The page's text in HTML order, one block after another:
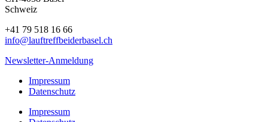
Schweiz
+41 79 518 16 66
info@lauftreffbeiderbasel.ch
Newsletter-Anmeldung
Impressum
Datenschutz
Impressum